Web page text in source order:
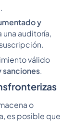
y
una auditoría,
válido
sanciones.
o
es posible que